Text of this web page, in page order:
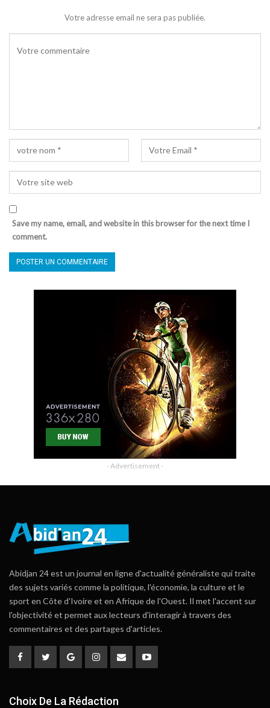
Votre adresse email ne sera pas publiée.
Save my name, email, and website in this browser for the next time I
comment.
- Advertisement -
Abidjan 24 est un journal en ligne d'actualité généraliste qui traite
des sujets variés comme la politique, l'économie, la culture et le
sport en Côte d'Ivoire et en Afrique de l'Ouest. Il met l'accent sur
l'objectivité et permet aux lecteurs d'interagir à travers des
commentaires et des partages d'articles.
Choix De La Rédaction